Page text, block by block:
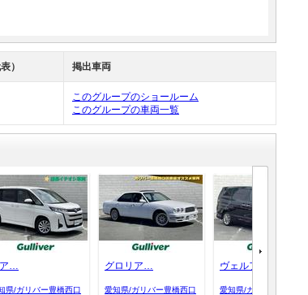
） 掲出車両
このグループのショールーム
このグループの車両一覧
…
県/ガリバー豊橋西口
グロリア…
愛知県/ガリバー豊橋西口
ヴェルファイア…
愛知県/ガリバー豊橋西口